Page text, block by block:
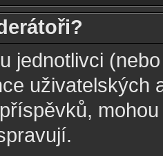
jednotlivci
uživatelských